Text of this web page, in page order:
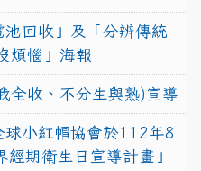
回收」及「分辨傳統
煩惱」海報
全收、不分生與熟)宣導
球小紅帽協會於112年8
期衛生日宣導計畫」